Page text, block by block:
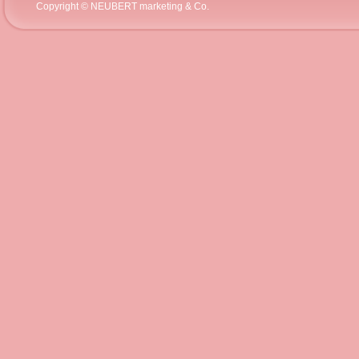
Copyright © NEUBERT marketing & Co.